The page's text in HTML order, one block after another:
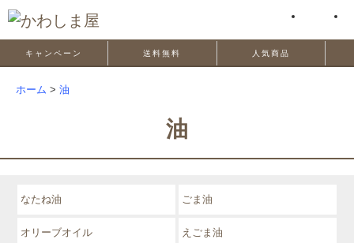
キャンペーン 送料無料 人気商品
ホーム > 油
油
なたね油 ごま油
オリーブオイル えごま油